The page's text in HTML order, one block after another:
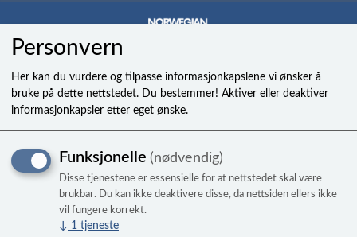
Housing vannfallsdyse North
Sea Spa
Air/Surf/Breeze/Storm/Wind/Wave/Coast
Personvern
Her kan du vurdere og tilpasse informasjonkapslene vi ønsker å
bruke på dette nettstedet. Du bestemmer! Aktiver eller deaktiver
informasjonkapsler etter eget ønske.
Funksjonelle (nødvendig)
Disse tjenestene er essensielle for at nettstedet skal være
brukbar. Du kan ikke deaktivere disse, da nettsiden ellers ikke
vil fungere korrekt.
↓ 1 tjeneste